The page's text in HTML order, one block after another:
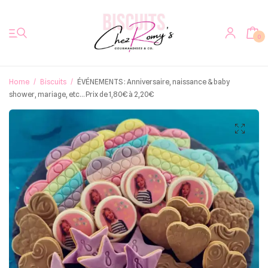
0
Home / Biscuits / ÉVÉNEMENTS : Anniversaire, naissance & baby
shower, mariage, etc… Prix de 1,80€ à 2,20€
Accueil
Biscuits
Votre photo sur biscuit
Bretzels & Co
Bredeles Alsaciens
Autres douceurs